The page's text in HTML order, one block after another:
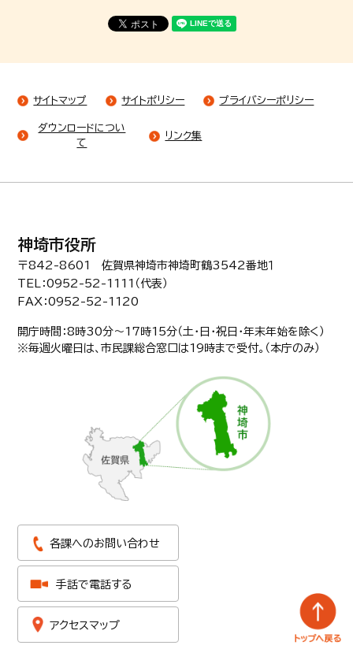
サイトマップ サイトポリシー プライバシーポリシー
ダウンロードについ
て
リンク集
神埼市役所
〒842-8601 佐賀県神埼市神埼町鶴3542番地１
TEL：0952-52-1111（代表）
FAX：0952-52-1120
開庁時間：8時30分〜17時15分（土・日・祝日・年末年始を除く）
※毎週火曜日は、市民課総合窓口は19時まで受付。（本庁のみ）
各課へのお問い合わせ
手話で電話する
アクセスマップ